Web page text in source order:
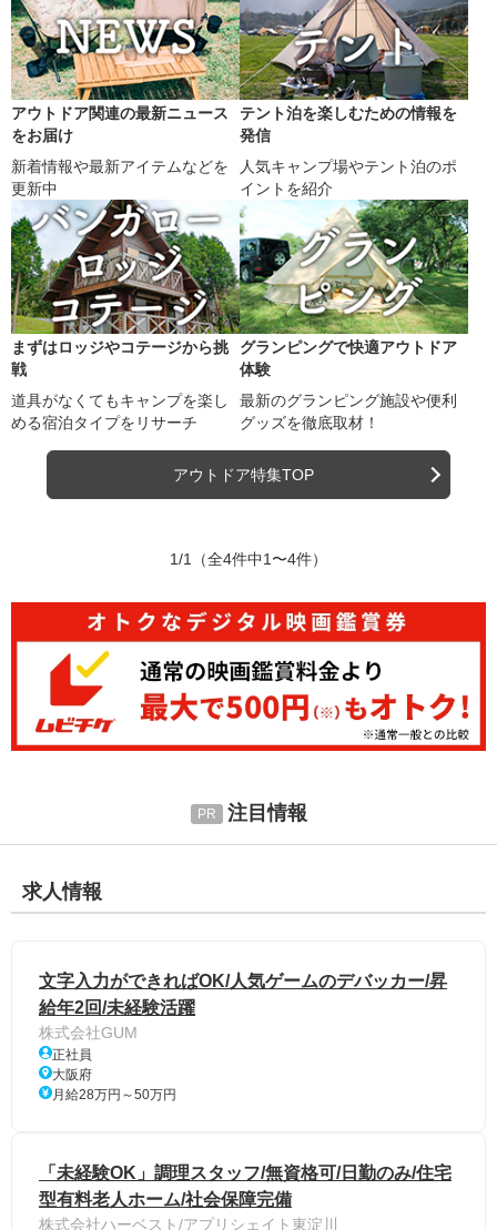
アウトドア関連の最新ニュース
をお届け
新着情報や最新アイテムなどを
更新中
テント泊を楽しむための情報を
発信
人気キャンプ場やテント泊のポ
イントを紹介
まずはロッジやコテージから挑
戦
道具がなくてもキャンプを楽し
める宿泊タイプをリサーチ
グランピングで快適アウトドア
体験
最新のグランピング施設や便利
グッズを徹底取材！
アウトドア特集TOP
1/1 （全4件中1〜4件）
注目情報
求人情報
文字入力ができればOK/人気ゲームのデバッカー/昇
給年2回/未経験活躍
株式会社GUM
正社員
大阪府
月給28万円～50万円
「未経験OK」調理スタッフ/無資格可/日勤のみ/住宅
型有料老人ホーム/社会保障完備
株式会社ハーベスト/アプリシェイト東淀川